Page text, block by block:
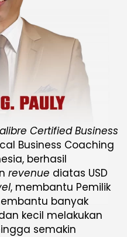
Certified Business
Business Coaching
berhasil
revenue diatas USD
, membantu Pemilik
banyak
kecil melakukan
semakin